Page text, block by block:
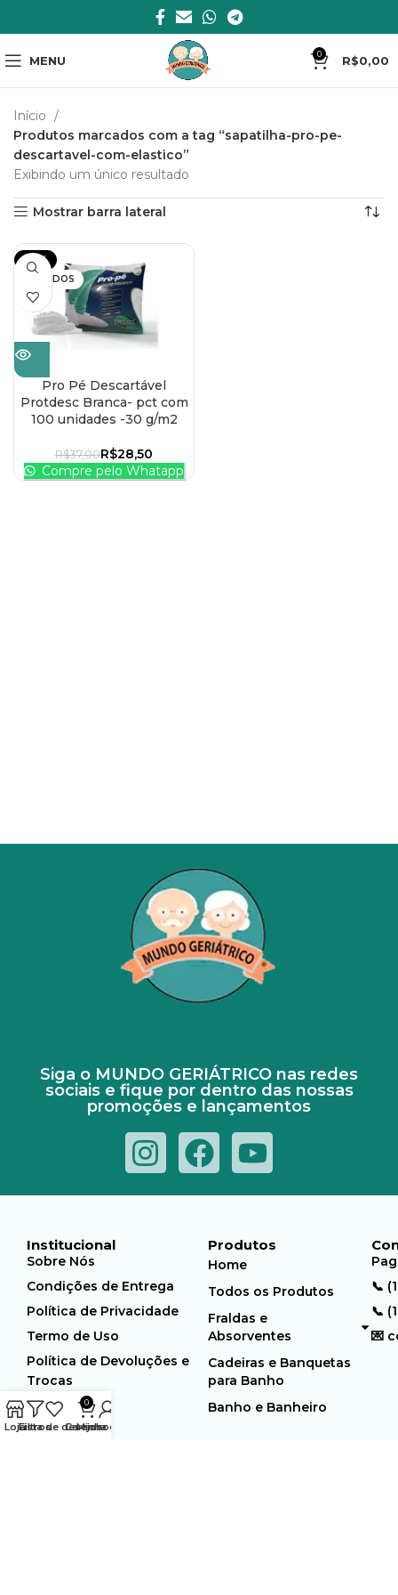
MENU 0 R$0,00
Início
Produtos marcados com a tag “sapatilha-pro-pe-
descartavel-com-elastico”
Exibindo um único resultado
Mostrar barra lateral
-23%
VENDIDOS
Pro Pé Descartável
Protdesc Branca- pct com
100 unidades -30 g/m2
R$37,00R$28,50
Compre pelo Whatapp
Siga o MUNDO GERIÁTRICO nas redes
sociais e fique por dentro das nossas
promoções e lançamentos
Institucional
Sobre Nós
Condições de Entrega
Política de Privacidade
Termo de Uso
Política de Devoluções e
Trocas
Produtos
Home
Todos os Produtos
Fraldas e
Absorventes
Cadeiras e Banquetas
para Banho
Banho e Banheiro
📞
📞
💌
LojaFiltros
Lista de desejos
0
Carrinho
Minha conta